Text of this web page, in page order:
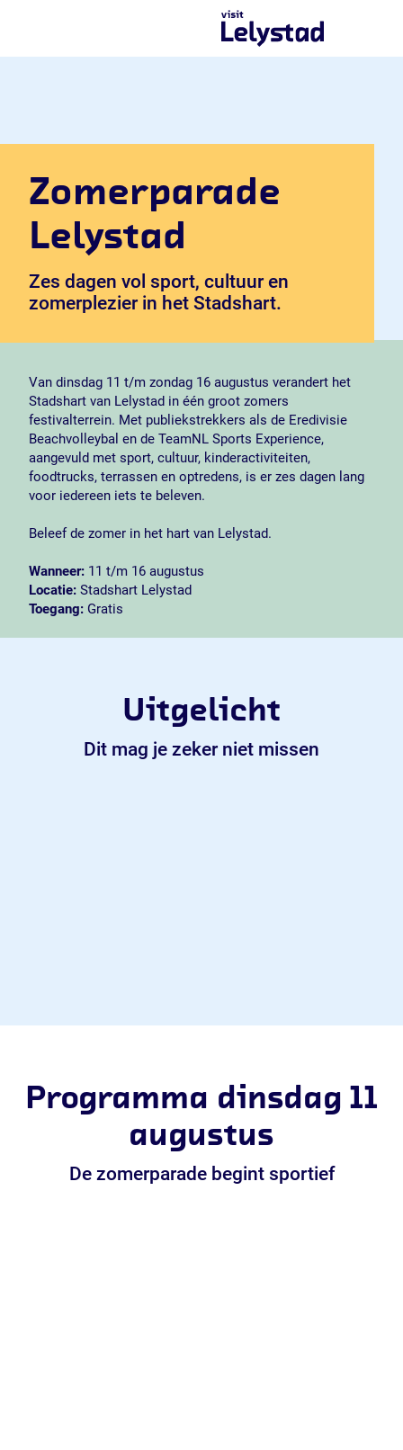
a
n
o
m
g
e
Zomerparade
Lelystad
Zes dagen vol sport, cultuur en
zomerplezier in het Stadshart.
Van dinsdag 11 t/m zondag 16 augustus verandert het
Stadshart van Lelystad in één groot zomers
festivalterrein. Met publiekstrekkers als de Eredivisie
Beachvolleybal en de TeamNL Sports Experience,
aangevuld met sport, cultuur, kinderactiviteiten,
foodtrucks, terrassen en optredens, is er zes dagen lang
voor iedereen iets te beleven.
Beleef de zomer in het hart van Lelystad.
Wanneer: 11 t/m 16 augustus
Locatie: Stadshart Lelystad
Toegang: Gratis
Uitgelicht
Dit mag je zeker niet missen
Programma dinsdag 11
augustus
De zomerparade begint sportief